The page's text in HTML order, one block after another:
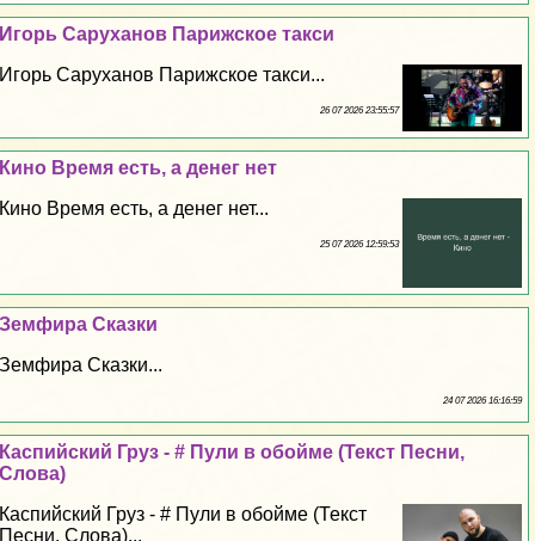
Игорь Саруханов Парижское такси
Игорь Саруханов Парижское такси...
26 07 2026 23:55:57
Кино Время есть, а денег нет
Кино Время есть, а денег нет...
25 07 2026 12:59:53
Земфира Сказки
Земфира Сказки...
24 07 2026 16:16:59
Каспийский Груз - # Пули в обойме (Текст Песни,
Слова)
Каспийский Груз - # Пули в обойме (Текст
Песни, Слова)...